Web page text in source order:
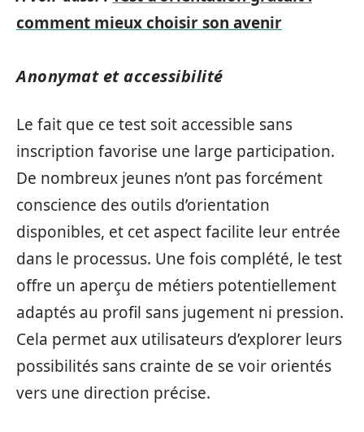
comment mieux choisir son avenir
Anonymat et accessibilité
Le fait que ce test soit accessible sans
inscription favorise une large participation.
De nombreux jeunes n’ont pas forcément
conscience des outils d’orientation
disponibles, et cet aspect facilite leur entrée
dans le processus. Une fois complété, le test
offre un aperçu de métiers potentiellement
adaptés au profil sans jugement ni pression.
Cela permet aux utilisateurs d’explorer leurs
possibilités sans crainte de se voir orientés
vers une direction précise.